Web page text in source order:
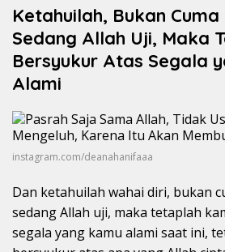
Ketahuilah, Bukan
Sedang Allah Uji, Maka
Bersyukur Atas Segala
Alami
instagram.com/deanahanifaaa
Dan ketahuilah wahai diri, bukan
sedang Allah uji, maka tetaplah
segala yang kamu alami saat ini,